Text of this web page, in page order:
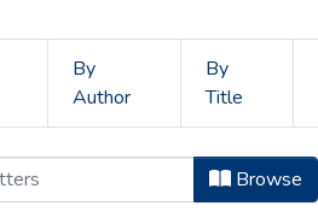
By
Author
By
Title
z wydawnictwBrowse